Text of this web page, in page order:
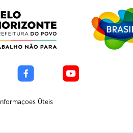
Informaçoes Üteis